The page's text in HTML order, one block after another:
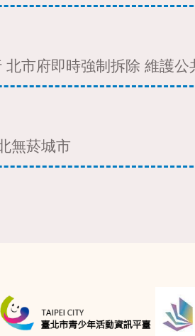
市府即時強制拆除 維護公
無菸城市